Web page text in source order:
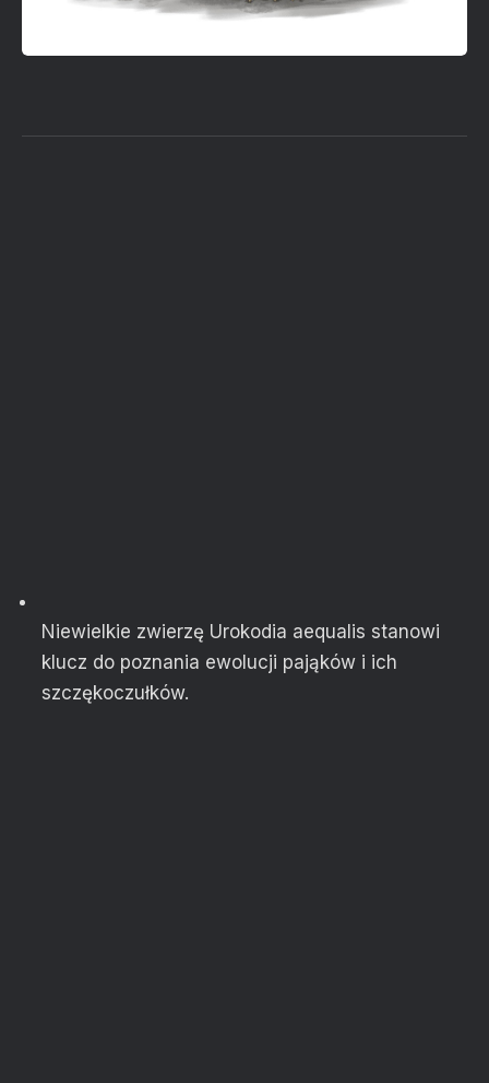
Niewielkie zwierzę Urokodia aequalis stanowi
klucz do poznania ewolucji pająków i ich
szczękoczułków.